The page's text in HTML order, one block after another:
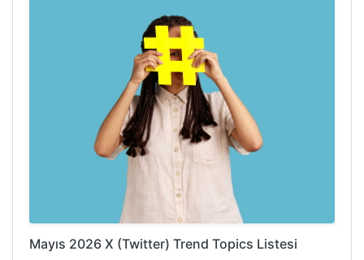
Mayıs 2026 X (Twitter) Trend Topics Listesi